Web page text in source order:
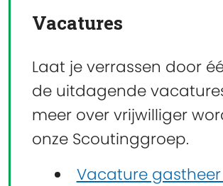
Vacatures
Laat je verrassen door
de uitdagende
meer over vrijwilliger
onze Scoutinggroep.
Vacature